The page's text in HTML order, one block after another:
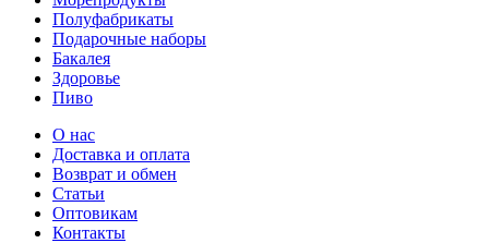
Полуфабрикаты
Подарочные наборы
Бакалея
Здоровье
Пиво
О нас
Доставка и оплата
Возврат и обмен
Статьи
Оптовикам
Контакты